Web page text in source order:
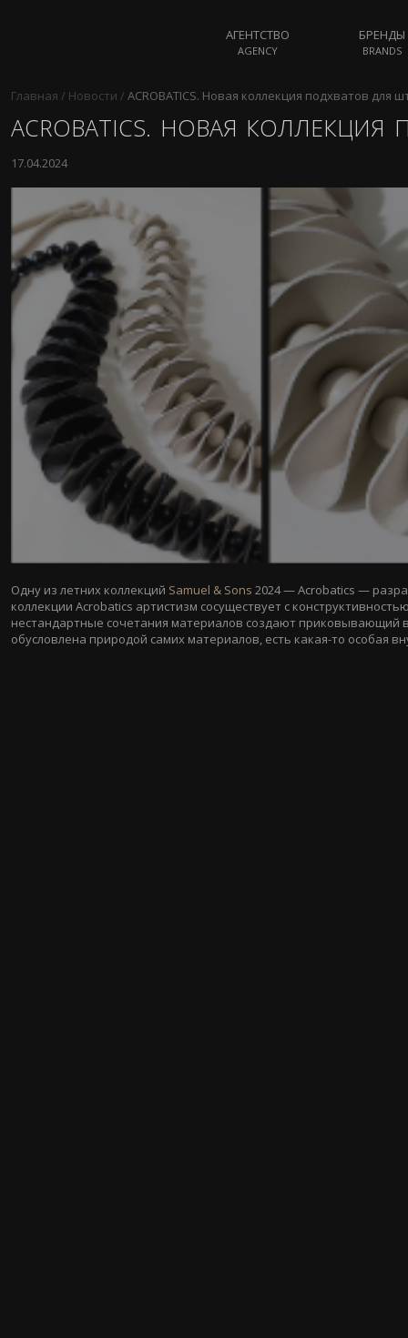
АГЕНТСТВО
AGENCY
БРЕНДЫ
BRANDS
Главная / Новости / ACROBATICS. Новая коллекция подхватов для
ACROBATICS. НОВАЯ
17.04.2024
Одну из летних коллекций Samuel & Sons 2024 — Acrobatics —
коллекции Acrobatics артистизм сосуществует с
нестандартные сочетания материалов создают приковывающий
обусловлена природой самих материалов, есть какая-то особая